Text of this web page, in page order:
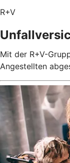
R+V
Mit der R+V-
Angestellten